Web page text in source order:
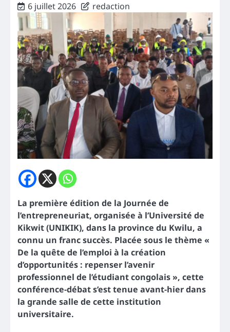
6 juillet 2026 redaction
La première édition de la Journée de
l’entrepreneuriat, organisée à l’Université de
Kikwit (UNIKIK), dans la province du Kwilu, a
connu un franc succès. Placée sous le thème «
De la quête de l’emploi à la création
d’opportunités : repenser l’avenir
professionnel de l’étudiant congolais », cette
conférence-débat s’est tenue avant-hier dans
la grande salle de cette institution
universitaire.